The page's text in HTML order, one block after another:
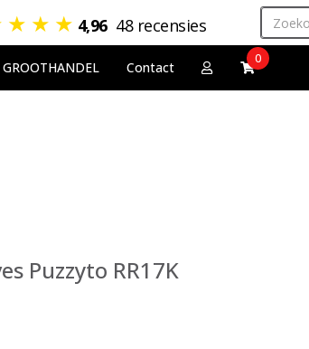
★ ★ ★ 4,96 48 recensies
GROOTHANDEL Contact
0
Puzzyto RR17K